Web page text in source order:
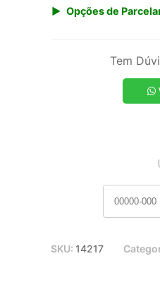
Opções de
Tem
SKU: 14217